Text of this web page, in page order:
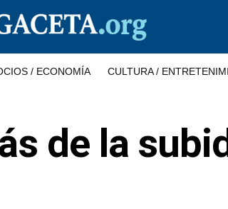
/ ECONOMÍA CULTURA /
de la